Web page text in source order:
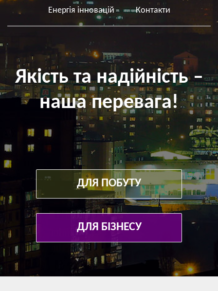
Енергія інновацій Контакти
Якість та надійність –
наша перевага!
ДЛЯ ПОБУТУ
ДЛЯ БІЗНЕСУ